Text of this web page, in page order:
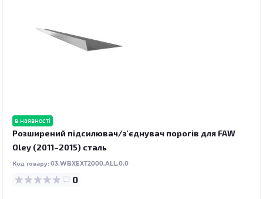
в наявності
Розширений підсилювач/з'єднувач порогів для FAW
Oley (2011–2015) сталь
Код товару:03.WBXEXT2000.ALL.0.0
0